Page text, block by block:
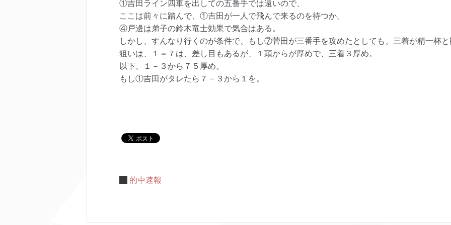
①吉田ライン四車を出しての五番手では遠いので、
ここは前々に踏んで、①吉田が一人で飛んで来るのを待つか。
④戸邊は弟子の鈴木竜士効果で気合はある。
しかし、すんなり行くのが条件で、もし⑦菅田が三番手を攻めたとしても、三着が精一杯
狙いは、１＝７は、差し目もあるが、１頭からが厚めで、三着３厚め。
以下、１－３から７５厚め。
もし①吉田がタレたら７－３から１を。
的中速報